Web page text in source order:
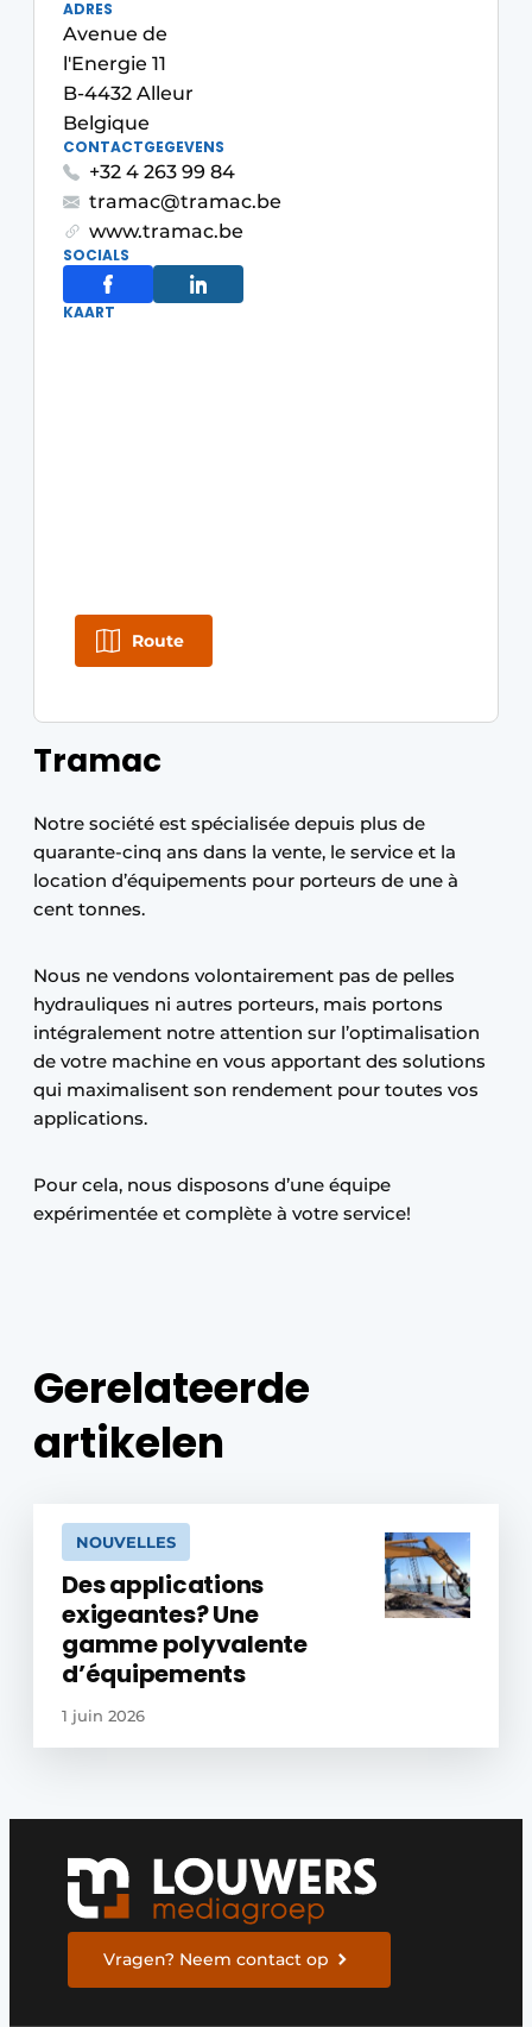
Podcasts
Privacy / Cookie statement
S’inscrire
Termes et conditions
Tramac
Notre société est spécialisée depuis plus de
quarante-cinq ans dans la vente, le service et la
location d’équipements pour porteurs de une à
cent tonnes.
Nous ne vendons volontairement pas de pelles
hydrauliques ni autres porteurs, mais portons
intégralement notre attention sur l’optimalisation
de votre machine en vous apportant des solutions
qui maximalisent son rendement pour toutes vos
applications.
Pour cela, nous disposons d’une équipe
expérimentée et complète à votre service!
ADRES
Avenue de
l'Energie 11
B-4432 Alleur
Belgique
CONTACTGEGEVENS
+32 4 263 99 84
tramac@tramac.be
www.tramac.be
SOCIALS
KAART
Route
Gerelateerde
artikelen
NOUVELLES
Des applications
exigeantes? Une
gamme polyvalente
d’équipements
1 juin 2026
Vragen? Neem contact op